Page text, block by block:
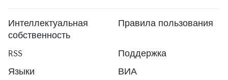
Интеллектуальная
собственность
Правила пользования
RSS
Поддержка
Языки
ВИА